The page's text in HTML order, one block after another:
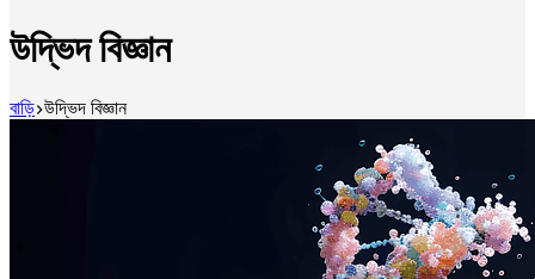
উদ্ভিদ বিজ্ঞান
বাড়ি উদ্ভিদ বিজ্ঞান